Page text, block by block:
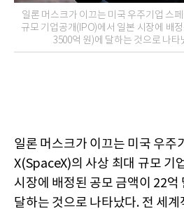
일론 머스크가 이끄는 미국 우주기업 스
규모 기업공개(IPO)에서 일본 시장에 배
3500억 원)에 달하는 것으로 나타
일론 머스크가 이끄는 미국 우주
X(SpaceX)의 사상 최대 규모 기
시장에 배정된 공모 금액이 22억
달하는 것으로 나타났다. 전 세